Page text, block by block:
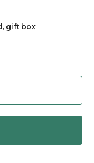
gift box